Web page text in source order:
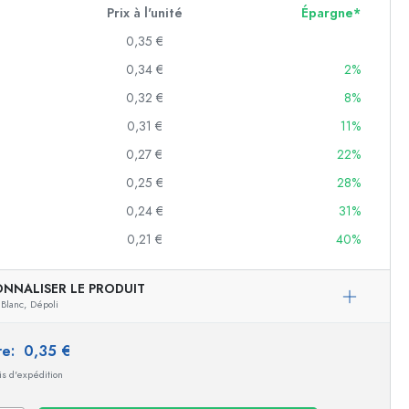
Prix à l'unité
Épargne*
0,35 €
0,34 €
2%
0,32 €
8%
0,31 €
11%
0,27 €
22%
0,25 €
28%
0,24 €
31%
0,21 € 40%
LE PRODUIT
Blanc, Dépoli
0,35 €
d'expédition